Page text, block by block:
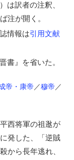
訳者の注釈、
注が開く。
情報は引用文献
書』を省いた。
帝・康帝／穆帝／
西将軍の祖逖が
発した、「逆賊
から長年逃れ、